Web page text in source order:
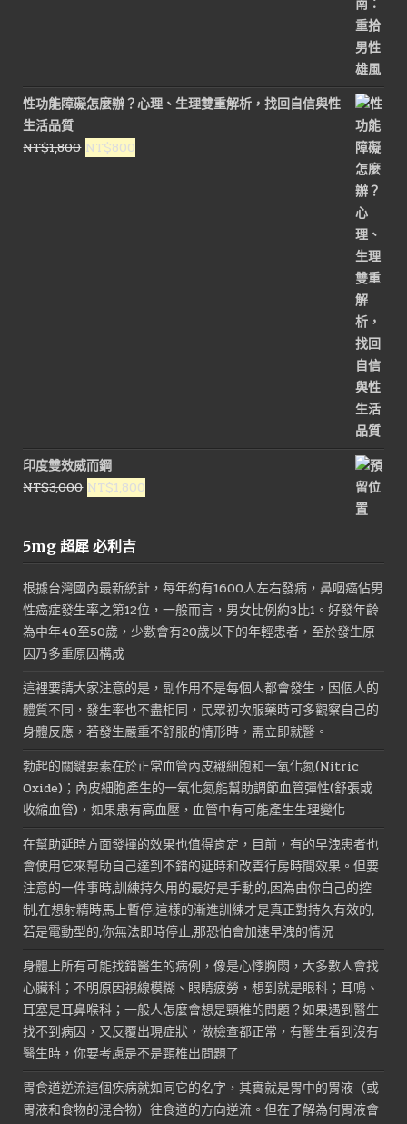
性功能障礙怎麼辦？心理、生理雙重解析，找回自信與性
生活品質
NT$1,800 原
NT$800
印度雙效威而鋼
NT$3,000 原
格：
NT$1,800
5mg 超犀 必利吉
根據台灣國內最新統計，每年約有1600人左右發病，鼻咽癌佔男
性癌症發生率之第12位，一般而言，男女比例約3比1。好發年齡
為中年40至50歲，少數會有20歲以下的年輕患者，至於發生原
因乃多重原因構成
這裡要請大家注意的是，副作用不是每個人都會發生，因個人的
體質不同，發生率也不盡相同，民眾初次服藥時可多觀察自己的
身體反應，若發生嚴重不舒服的情形時，需立即就醫。
勃起的關鍵要素在於正常血管內皮襯細胞和一氧化氮(Nitric
Oxide)；內皮細胞產生的一氧化氮能幫助調節血管彈性(舒張或
收縮血管)，如果患有高血壓，血管中有可能產生生理變化
在幫助延時方面發揮的效果也值得肯定，目前，有的早洩患者也
會使用它來幫助自己達到不錯的延時和改善行房時間效果。但要
注意的一件事時,訓練持久用的最好是手動的,因為由你自己的控
制,在想射精時馬上暫停,這樣的漸進訓練才是真正對持久有效的,
若是電動型的,你無法即時停止,那恐怕會加速早洩的情況
身體上所有可能找錯醫生的病例，像是心悸胸悶，大多數人會找
心臟科；不明原因視線模糊、眼睛疲勞，想到就是眼科；耳鳴、
耳塞是耳鼻喉科；一般人怎麼會想是頸椎的問題？如果遇到醫生
找不到病因，又反覆出現症狀，做檢查都正常，有醫生看到沒有
醫生時，你要考慮是不是頸椎出問題了
胃食道逆流這個疾病就如同它的名字，其實就是胃中的胃液（或
胃液和食物的混合物）往食道的方向逆流。但在了解為何胃液會